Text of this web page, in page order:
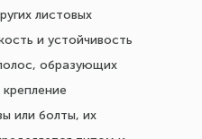
листовых
и устойчивость
образующих
или болты, их